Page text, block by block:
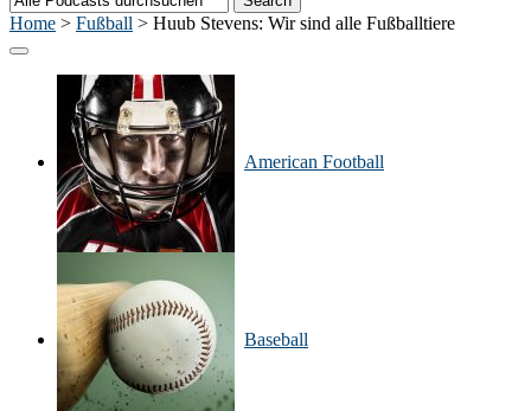
Home > Fußball > Huub Stevens: Wir sind alle Fußballtiere
American Football
Baseball